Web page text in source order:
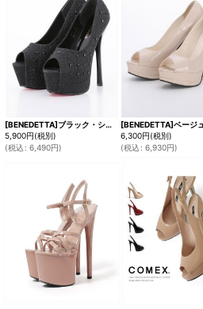
[BENEDETTA]ブラック・シルバー・オープントゥ・ビジュー・ラメ・ハイヒール・パンプス[即日発送]
5,900円(税別)
(税込 : 6,490円)
6,300円(税別)
(税込 : 6,930円)